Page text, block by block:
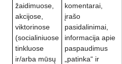
žaidimuose,
akcijose,
viktorinose
(socialiniuose
tinkluose
ir/arba mūsų
komentarai,
įrašo
pasidalinimai,
informacija apie
paspaudimus
„patinka“ ir